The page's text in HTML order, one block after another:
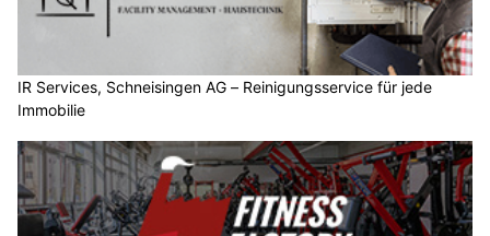
IR Services, Schneisingen AG – Reinigungsservice für jede
Immobilie